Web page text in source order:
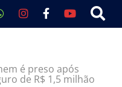
é preso após
de R$ 1,5 milhão